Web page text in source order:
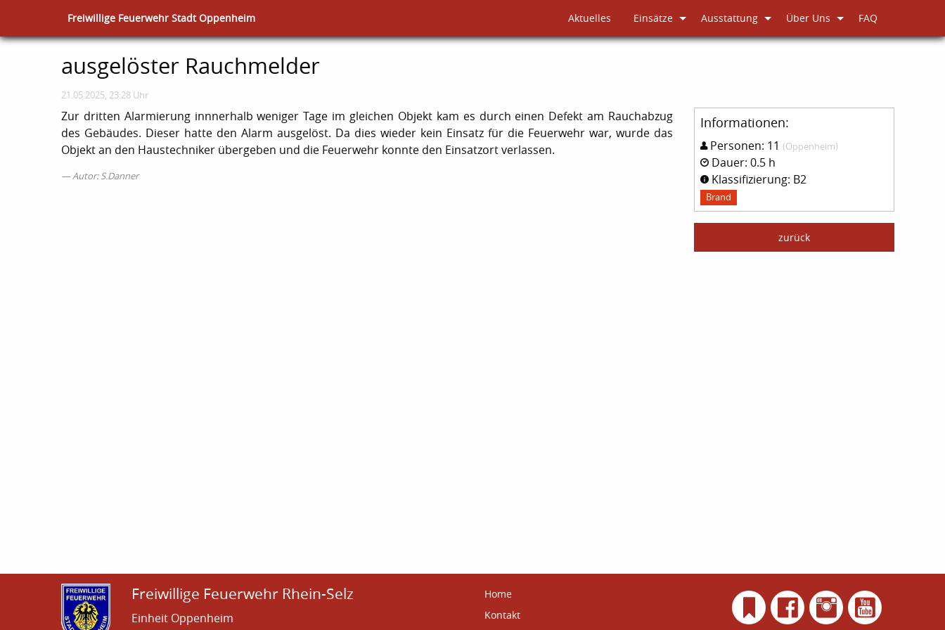
Freiwillige Feuerwehr Stadt Oppenheim Aktuelles Einsätze Ausstattung Über Uns FAQ
ausgelöster Rauchmelder
21.05.2025, 23:28 Uhr
Zur dritten Alarmierung innnerhalb weniger Tage im gleichen Objekt kam es durch einen Defekt am Rauchabzug
des Gebäudes. Dieser hatte den Alarm ausgelöst. Da dies wieder kein Einsatz für die Feuerwehr war, wurde das
Objekt an den Haustechniker übergeben und die Feuerwehr konnte den Einsatzort verlassen.
Autor: S.Danner
Informationen:
Personen: 11 (Oppenheim)
Dauer: 0.5 h
Klassifizierung: B2
Brand
zurück
Freiwillige Feuerwehr Rhein-Selz
Einheit Oppenheim
Home
Kontakt